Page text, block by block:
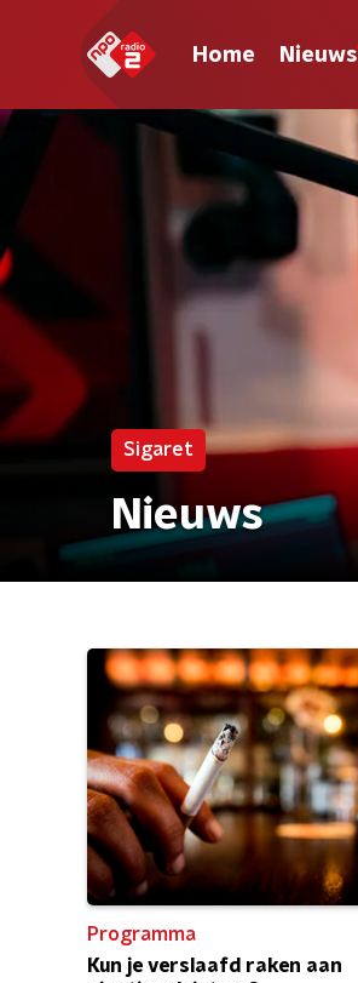
Home Nieuws
Sigaret
Nieuws
Programma
Kun je verslaafd raken aan